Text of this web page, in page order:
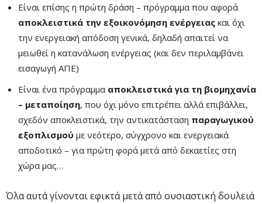
Είναι επίσης η πρώτη δράση – πρόγραμμα που αφορά
αποκλειστικά την εξοικονόμηση ενέργειας και όχι
την ενεργειακή απόδοση γενικά, δηλαδή απαιτεί να
μειωθεί η κατανάλωση ενέργειας (και δεν περιλαμβάνει
εισαγωγή ΑΠΕ)
Είναι ένα πρόγραμμα αποκλειστικά για τη βιομηχανία
– μεταποίηση, που όχι μόνο επιτρέπει αλλά επιβάλλει,
σχεδόν αποκλειστικά, την αντικατάσταση παραγωγικού
εξοπλισμού με νεότερο, σύγχρονο και ενεργειακά
αποδοτικό – για πρώτη φορά μετά από δεκαετίες στη
χώρα μας…
Όλα αυτά γίνονται εφικτά μετά από ουσιαστική δουλειά